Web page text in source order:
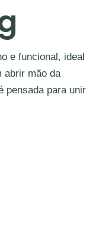
e funcional, ideal
abrir mão da
pensada para unir